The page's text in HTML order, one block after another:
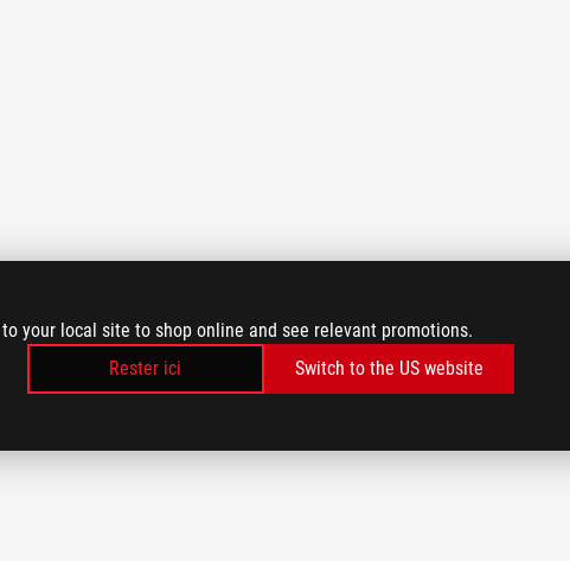
your local site to shop online and see relevant promotions.
Rester ici
Switch to the US website